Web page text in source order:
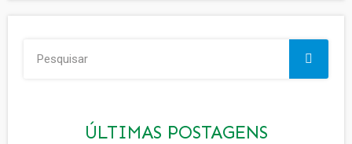
ÚLTIMAS POSTAGENS